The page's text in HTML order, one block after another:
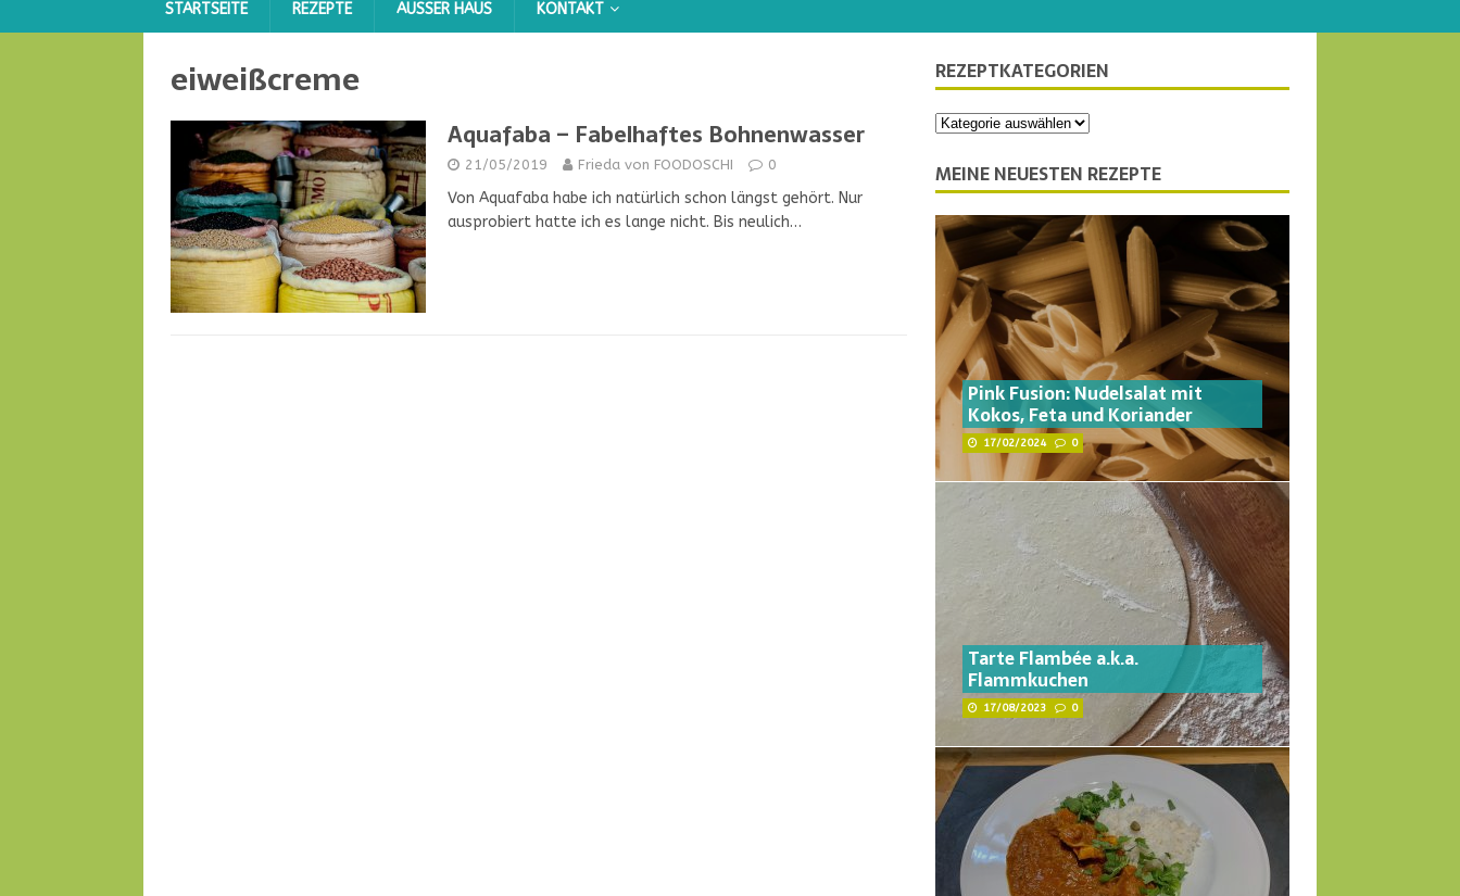
STARTSEITE REZEPTE AUSSER HAUS KONTAKT
eiweißcreme
Aquafaba – Fabelhaftes Bohnenwasser
21/05/2019 Frieda von FOODOSCHI 0
Von Aquafaba habe ich natürlich schon längst gehört. Nur
ausprobiert hatte ich es lange nicht. Bis neulich…
REZEPTKATEGORIEN
MEINE NEUESTEN REZEPTE
Pink Fusion: Nudelsalat mit
Kokos, Feta und Koriander
17/02/2024 0
Tarte Flambée a.k.a.
Flammkuchen
17/08/2023 0